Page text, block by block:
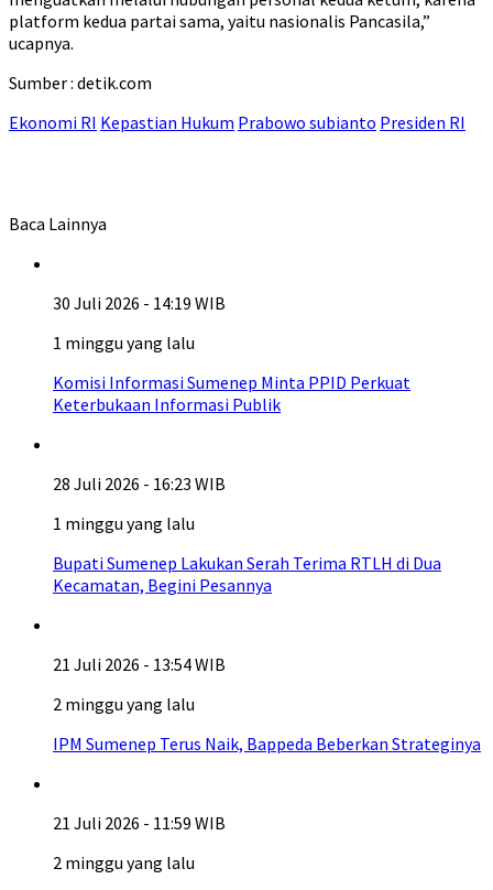
platform kedua partai sama, yaitu nasionalis Pancasila,”
ucapnya.
Sumber : detik.com
Ekonomi RI Kepastian Hukum Prabowo subianto Presiden RI
Baca Lainnya
30 Juli 2026 - 14:19 WIB
1 minggu yang lalu
Komisi Informasi Sumenep Minta PPID Perkuat
Keterbukaan Informasi Publik
28 Juli 2026 - 16:23 WIB
1 minggu yang lalu
Bupati Sumenep Lakukan Serah Terima RTLH di Dua
Kecamatan, Begini Pesannya
21 Juli 2026 - 13:54 WIB
2 minggu yang lalu
IPM Sumenep Terus Naik, Bappeda Beberkan Strateginya
21 Juli 2026 - 11:59 WIB
2 minggu yang lalu